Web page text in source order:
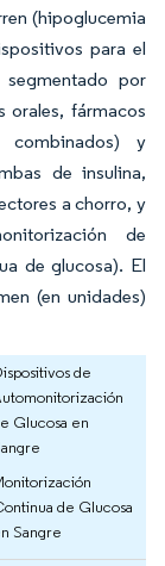
(hipoglucemia
para el
por
orales, fármacos
combinados) y
de insulina,
a chorro, y
de
de glucosa). El
(en unidades)
de
Glucosa en
de Glucosa
Sangre